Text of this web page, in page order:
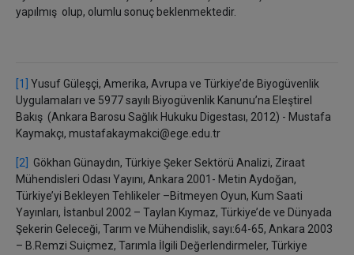
yapılmış olup, olumlu sonuç beklenmektedir.
[1]
Yusuf Güleşçi, Amerika, Avrupa ve Türkiye’de Biyogüvenlik
Uygulamaları ve 5977 sayılı Biyogüvenlik Kanunu’na Eleştirel
Bakış (Ankara Barosu Sağlık Hukuku Digestası, 2012) - Mustafa
Kaymakçı, mustafakaymakci@ege.edu.tr
[2]
Gökhan Günaydın, Türkiye Şeker Sektörü Analizi, Ziraat
Mühendisleri Odası Yayını, Ankara 2001- Metin Aydoğan,
Türkiye’yi Bekleyen Tehlikeler –Bitmeyen Oyun, Kum Saati
Yayınları, İstanbul 2002 – Taylan Kıymaz, Türkiye’de ve Dünyada
Şekerin Geleceği, Tarım ve Mühendislik, sayı:64-65, Ankara 2003
– B.Remzi Suiçmez, Tarımla İlgili Değerlendirmeler, Türkiye